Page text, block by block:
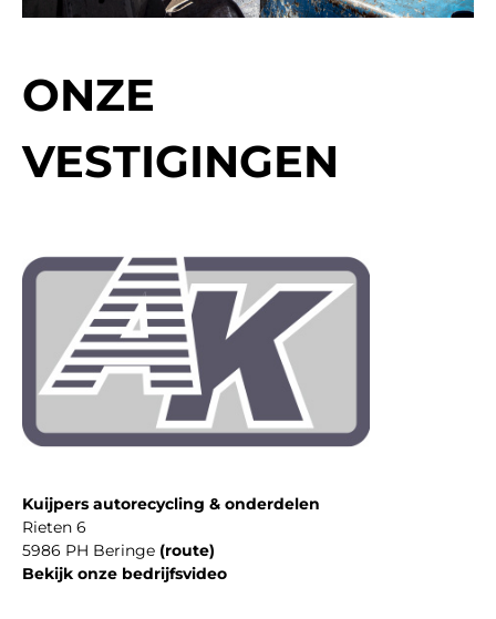
ONZE
VESTIGINGEN
Kuijpers autorecycling & onderdelen
Rieten 6
5986 PH Beringe (route)
Bekijk onze bedrijfsvideo